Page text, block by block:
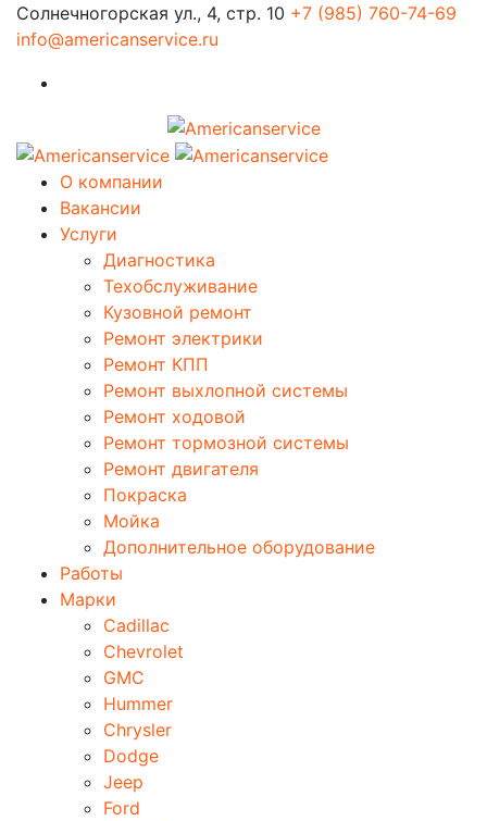
Солнечногорская ул., 4, стр. 10 +7 (985) 760-74-69
info@americanservice.ru
О компании
Вакансии
Услуги
Диагностика
Техобслуживание
Кузовной ремонт
Ремонт электрики
Ремонт КПП
Ремонт выхлопной системы
Ремонт ходовой
Ремонт тормозной системы
Ремонт двигателя
Покраска
Мойка
Дополнительное оборудование
Работы
Марки
Cadillac
Chevrolet
GMC
Hummer
Chrysler
Dodge
Jeep
Ford